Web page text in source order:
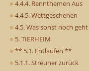
4.4.4. Rennthemen Aus
4.4.5. Wettgeschehen
4.5. Was sonst noch geht
5. TIERHEIM
** 5.1. Entlaufen **
5.1.1. Streuner zurück